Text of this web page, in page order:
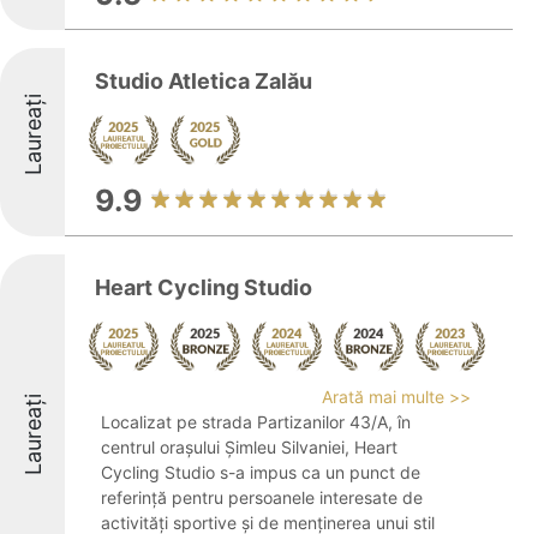
Laureați
Studio Atletica Zalău
9.9
Laureați
Heart Cycling Studio
Arată mai multe >>
Localizat pe strada Partizanilor 43/A, în
centrul orașului Șimleu Silvaniei, Heart
Cycling Studio s-a impus ca un punct de
referință pentru persoanele interesate de
activități sportive și de menținerea unui stil